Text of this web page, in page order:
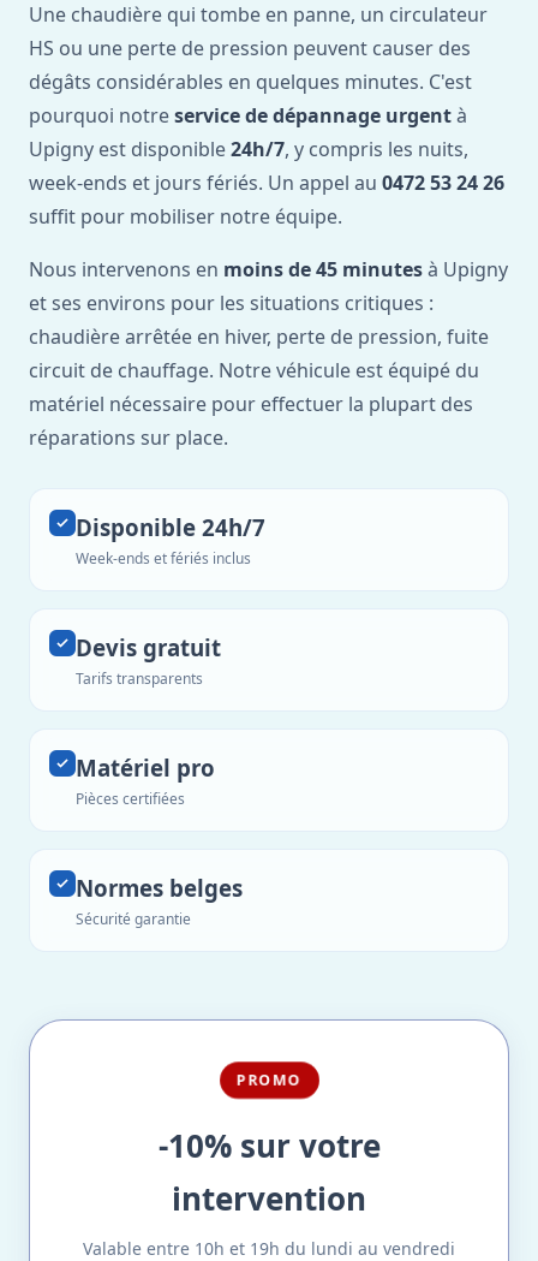
Une chaudière qui tombe en panne, un circulateur
HS ou une perte de pression peuvent causer des
dégâts considérables en quelques minutes. C'est
pourquoi notreservice de dépannage urgentà
Upigny est disponible24h/7, y compris les nuits,
week-ends et jours fériés. Un appel au 0472 53 24 26
suffit pour mobiliser notre équipe.
Nous intervenons en moins de 45 minutesà Upigny
et ses environs pour les situations critiques :
chaudière arrêtée en hiver, perte de pression, fuite
circuit de chauffage. Notre véhicule est équipé du
matériel nécessaire pour effectuer la plupart des
réparations sur place.
Disponible 24h/7
Week-ends et fériés inclus
Devis gratuit
Tarifs transparents
Matériel pro
Pièces certifiées
Normes belges
Sécurité garantie
PROMO
-10% sur votre
intervention
Valable entre 10h et 19h du lundi au vendredi